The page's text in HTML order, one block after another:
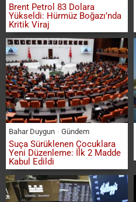
Brent Petrol 83 Dolara
Yükseldi: Hürmüz Boğazı’nda
Kritik Viraj
Bahar Duygun Gündem
Suça Sürüklenen Çocuklara
Yeni Düzenleme: İlk 2 Madde
Kabul Edildi